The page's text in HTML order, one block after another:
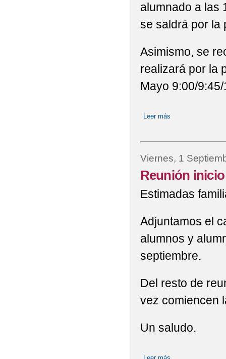
CIRCULARES INICIO
CONVOCATORIA DE
FESTIVAL DE
I CARRERA "SAN
IX MARCHA POR LA
alumnado a las
se saldrá por la
Asimismo, se
realizará por la
Mayo 9:00/
Leer más
Viernes, 1
Reunión
Estimadas
Adjuntamos el
alumnos y
septiembre.
Del resto de
vez comiencen
Un saludo.